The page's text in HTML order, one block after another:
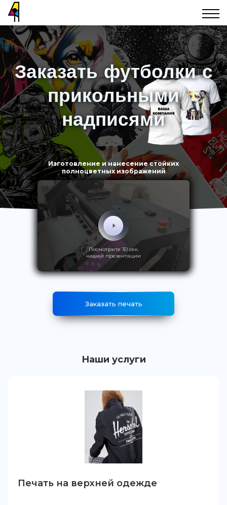
Заказать футболки с
прикольными
надписями
Изготовление и нанесение стойких
полноцветных изображений
Посмотрите 30 сек.
нашей презентации
Заказать печать
Наши услуги
Печать на верхней одежде